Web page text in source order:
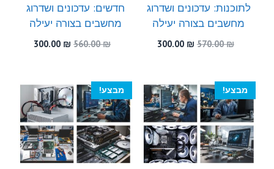
לתוכנות: עדכונים ושדרוג
מחשבים בצורה יעילה
570.00₪
המחיר
570.00 ₪.
300.00 ₪
300.00 ₪.
חדשים: עדכונים ושדרוג
מחשבים בצורה יעילה
560.00₪
המחיר
560.00 ₪.
300.00 ₪
המחיר
300.00 ₪.
מבצע! מבצע!